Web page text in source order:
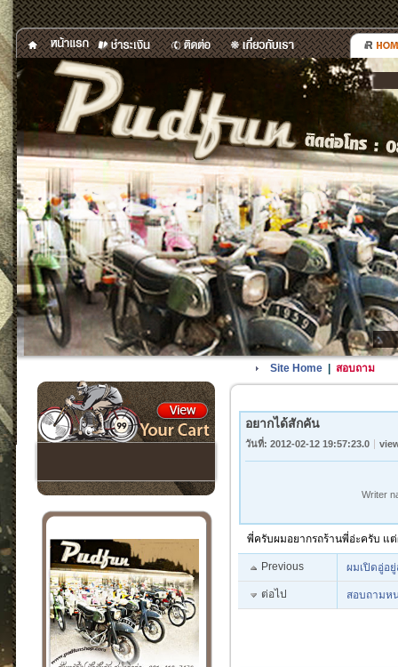
Site Home| สอบถาม
อยากได้สักคัน
วันที่: 2012-02-12 19:57:23.0
Writer
พี่ครับผมอยากรถร้านพี่อ่ะครับ แ
Previous ผมเปิดอู่อ
ต่อไป สอบถามห